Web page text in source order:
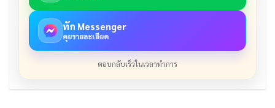
ทัก Messenger
คุยรายละเอียด
ตอบกลับเร็วในเวลาทำการ